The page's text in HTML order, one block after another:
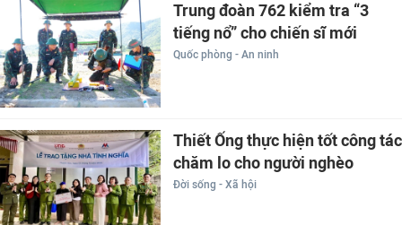
Trung đoàn 762 kiểm tra “3
tiếng nổ” cho chiến sĩ mới
Quốc phòng - An ninh
Thiết Ống thực hiện tốt công tác
chăm lo cho người nghèo
Đời sống - Xã hội